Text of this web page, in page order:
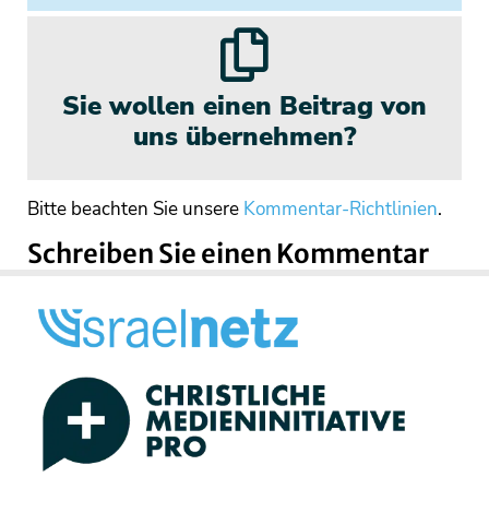
Sie wollen einen Beitrag von
uns übernehmen?
Bitte beachten Sie unsere Kommentar-Richtlinien.
Schreiben Sie einen Kommentar